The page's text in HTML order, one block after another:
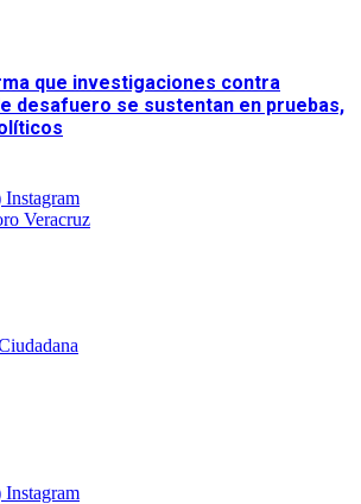
que investigaciones contra
desafuero se sustentan en pruebas,
Instagram
Instagram